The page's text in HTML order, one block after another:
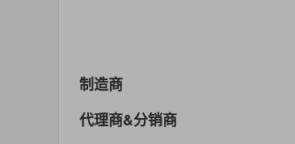
MAX14760
M74HC4852
制造商
代理商&分销商